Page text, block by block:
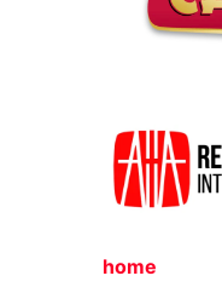
home